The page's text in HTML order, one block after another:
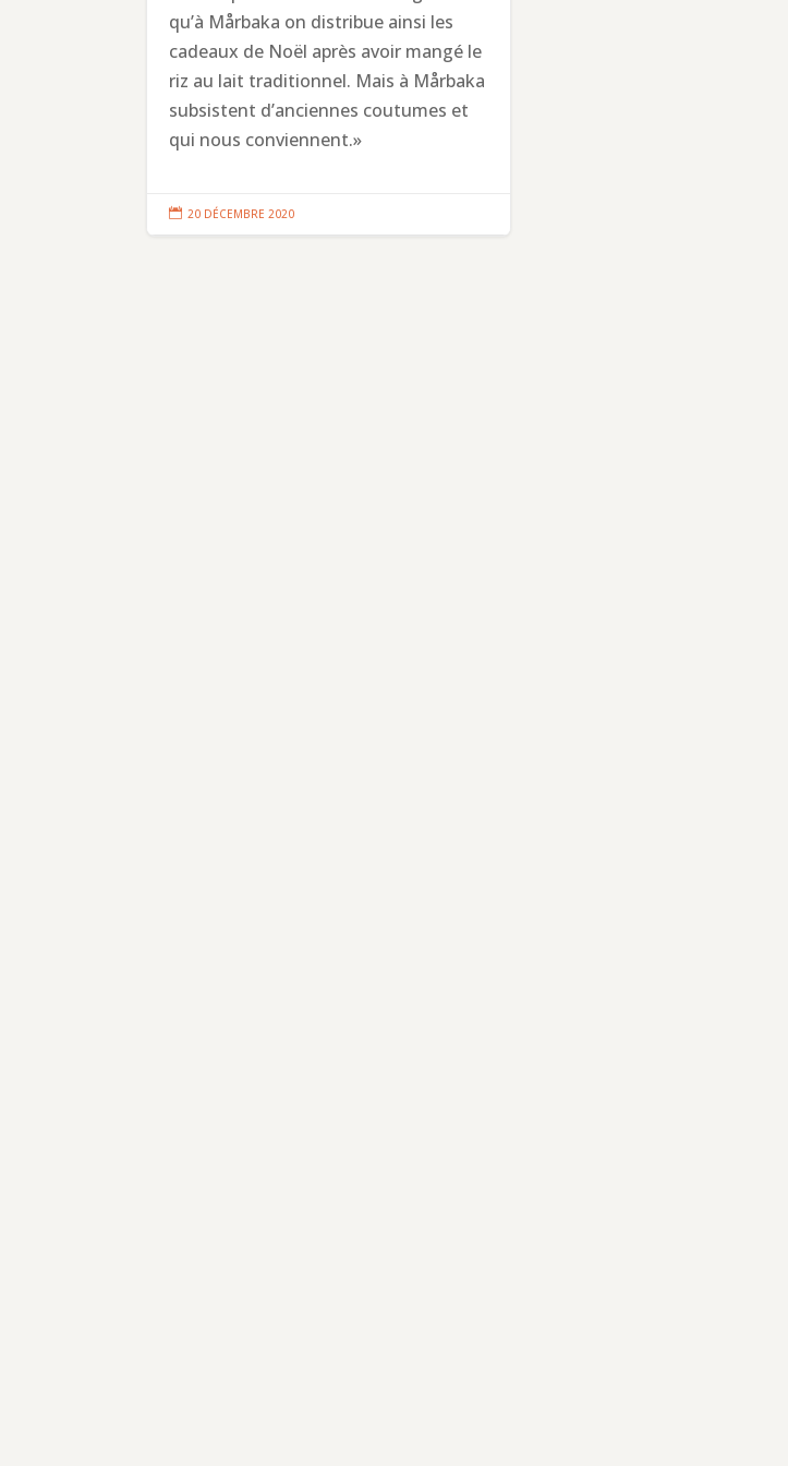
qu’à Mårbaka on distribue ainsi les
cadeaux de Noël après avoir mangé le
riz au lait traditionnel. Mais à Mårbaka
subsistent d’anciennes coutumes et
qui nous conviennent.»
 20 DÉCEMBRE 2020